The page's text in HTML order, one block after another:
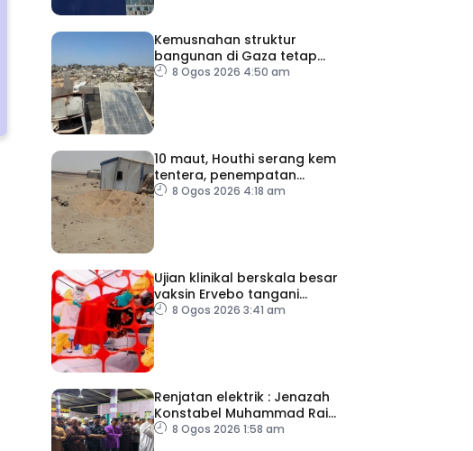
Kemusnahan struktur
bangunan di Gaza tetap
catat peningkatan
8 Ogos 2026 4:50 am
10 maut, Houthi serang kem
tentera, penempatan
pelarian
8 Ogos 2026 4:18 am
Ujian klinikal berskala besar
vaksin Ervebo tangani
wabak Ebola
8 Ogos 2026 3:41 am
Renjatan elektrik : Jenazah
Konstabel Muhammad Raimi
selamat dikebumikan
8 Ogos 2026 1:58 am